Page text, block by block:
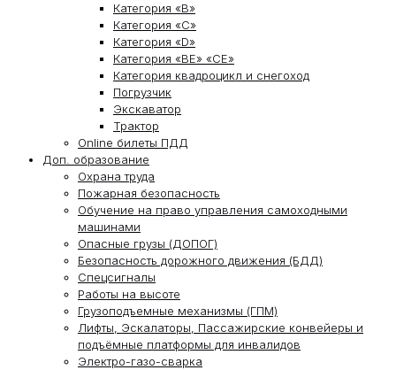
Категория «В»
Категория «С»
Категория «D»
Категория «ВЕ» «СЕ»
Категория квадроцикл и снегоход
Погрузчик
Экскаватор
Трактор
Online билеты ПДД
Доп. образование
Охрана труда
Пожарная безопасность
Обучение на право управления самоходными
машинами
Опасные грузы (ДОПОГ)
Безопасность дорожного движения (БДД)
Спецсигналы
Работы на высоте
Грузоподъемные механизмы (ГПМ)
Лифты, Эскалаторы, Пассажирские конвейеры и
подъёмные платформы для инвалидов
Электро-газо-сварка